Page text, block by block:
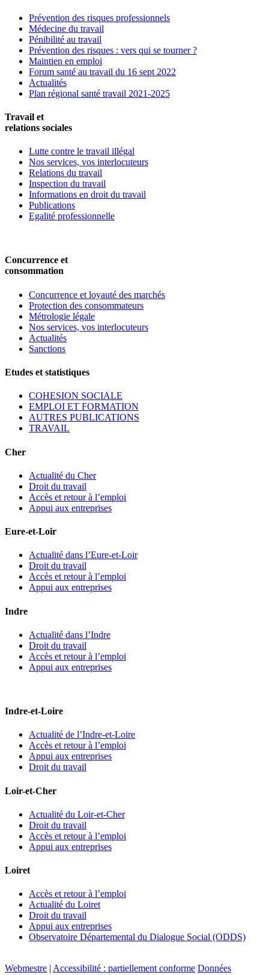
Prévention des risques professionnels
Médecine du travail
Pénibilité au travail
Prévention des risques : vers qui se tourner ?
Maintien en emploi
Forum santé au travail du 16 sept 2022
Actualités
Plan régional santé travail 2021-2025
Travail et
relations sociales
Lutte contre le travail illégal
Nos services, vos interlocuteurs
Relations du travail
Inspection du travail
Informations en droit du travail
Publications
Egalité professionnelle
Concurrence et
consommation
Concurrence et loyauté des marchés
Protection des consommateurs
Métrologie légale
Nos services, vos interlocuteurs
Actualités
Sanctions
Etudes et statistiques
COHESION SOCIALE
EMPLOI ET FORMATION
AUTRES PUBLICATIONS
TRAVAIL
Cher
Actualité du Cher
Droit du travail
Accès et retour à l’emploi
Appui aux entreprises
Eure-et-Loir
Actualité dans l’Eure-et-Loir
Droit du travail
Accès et retour à l’emploi
Appui aux entreprises
Indre
Actualité dans l’Indre
Droit du travail
Accès et retour à l’emploi
Appui aux entreprises
Indre-et-Loire
Actualité de l’Indre-et-Loire
Accès et retour à l’emploi
Appui aux entreprises
Droit du travail
Loir-et-Cher
Actualité du Loir-et-Cher
Droit du travail
Accès et retour à l’emploi
Appui aux entreprises
Loiret
Accès et retour à l’emploi
Actualité du Loiret
Droit du travail
Appui aux entreprises
Observatoire Départemental du Dialogue Social (ODDS)
Webmestre Accessibilité : partiellement conforme Données